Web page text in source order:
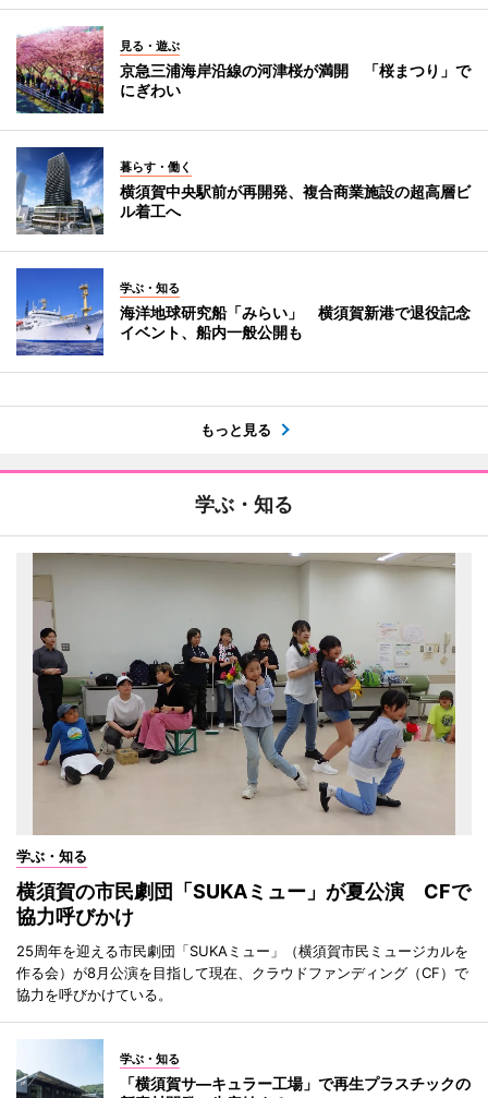
見る・遊ぶ
京急三浦海岸沿線の河津桜が満開 「桜まつり」で
にぎわい
暮らす・働く
横須賀中央駅前が再開発、複合商業施設の超高層ビ
ル着工へ
学ぶ・知る
海洋地球研究船「みらい」 横須賀新港で退役記念
イベント、船内一般公開も
もっと見る
学ぶ・知る
学ぶ・知る
横須賀の市民劇団「SUKAミュー」が夏公演 CFで
協力呼びかけ
25周年を迎える市民劇団「SUKAミュー」（横須賀市民ミュージカルを
作る会）が8月公演を目指して現在、クラウドファンディング（CF）で
協力を呼びかけている。
学ぶ・知る
「横須賀サ―キュラー工場」で再生プラスチックの